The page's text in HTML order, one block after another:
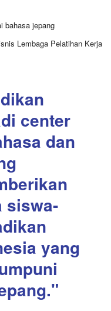
bahasa jepang
Lembaga Pelatihan Kerja
center
dan
siswa-
yang